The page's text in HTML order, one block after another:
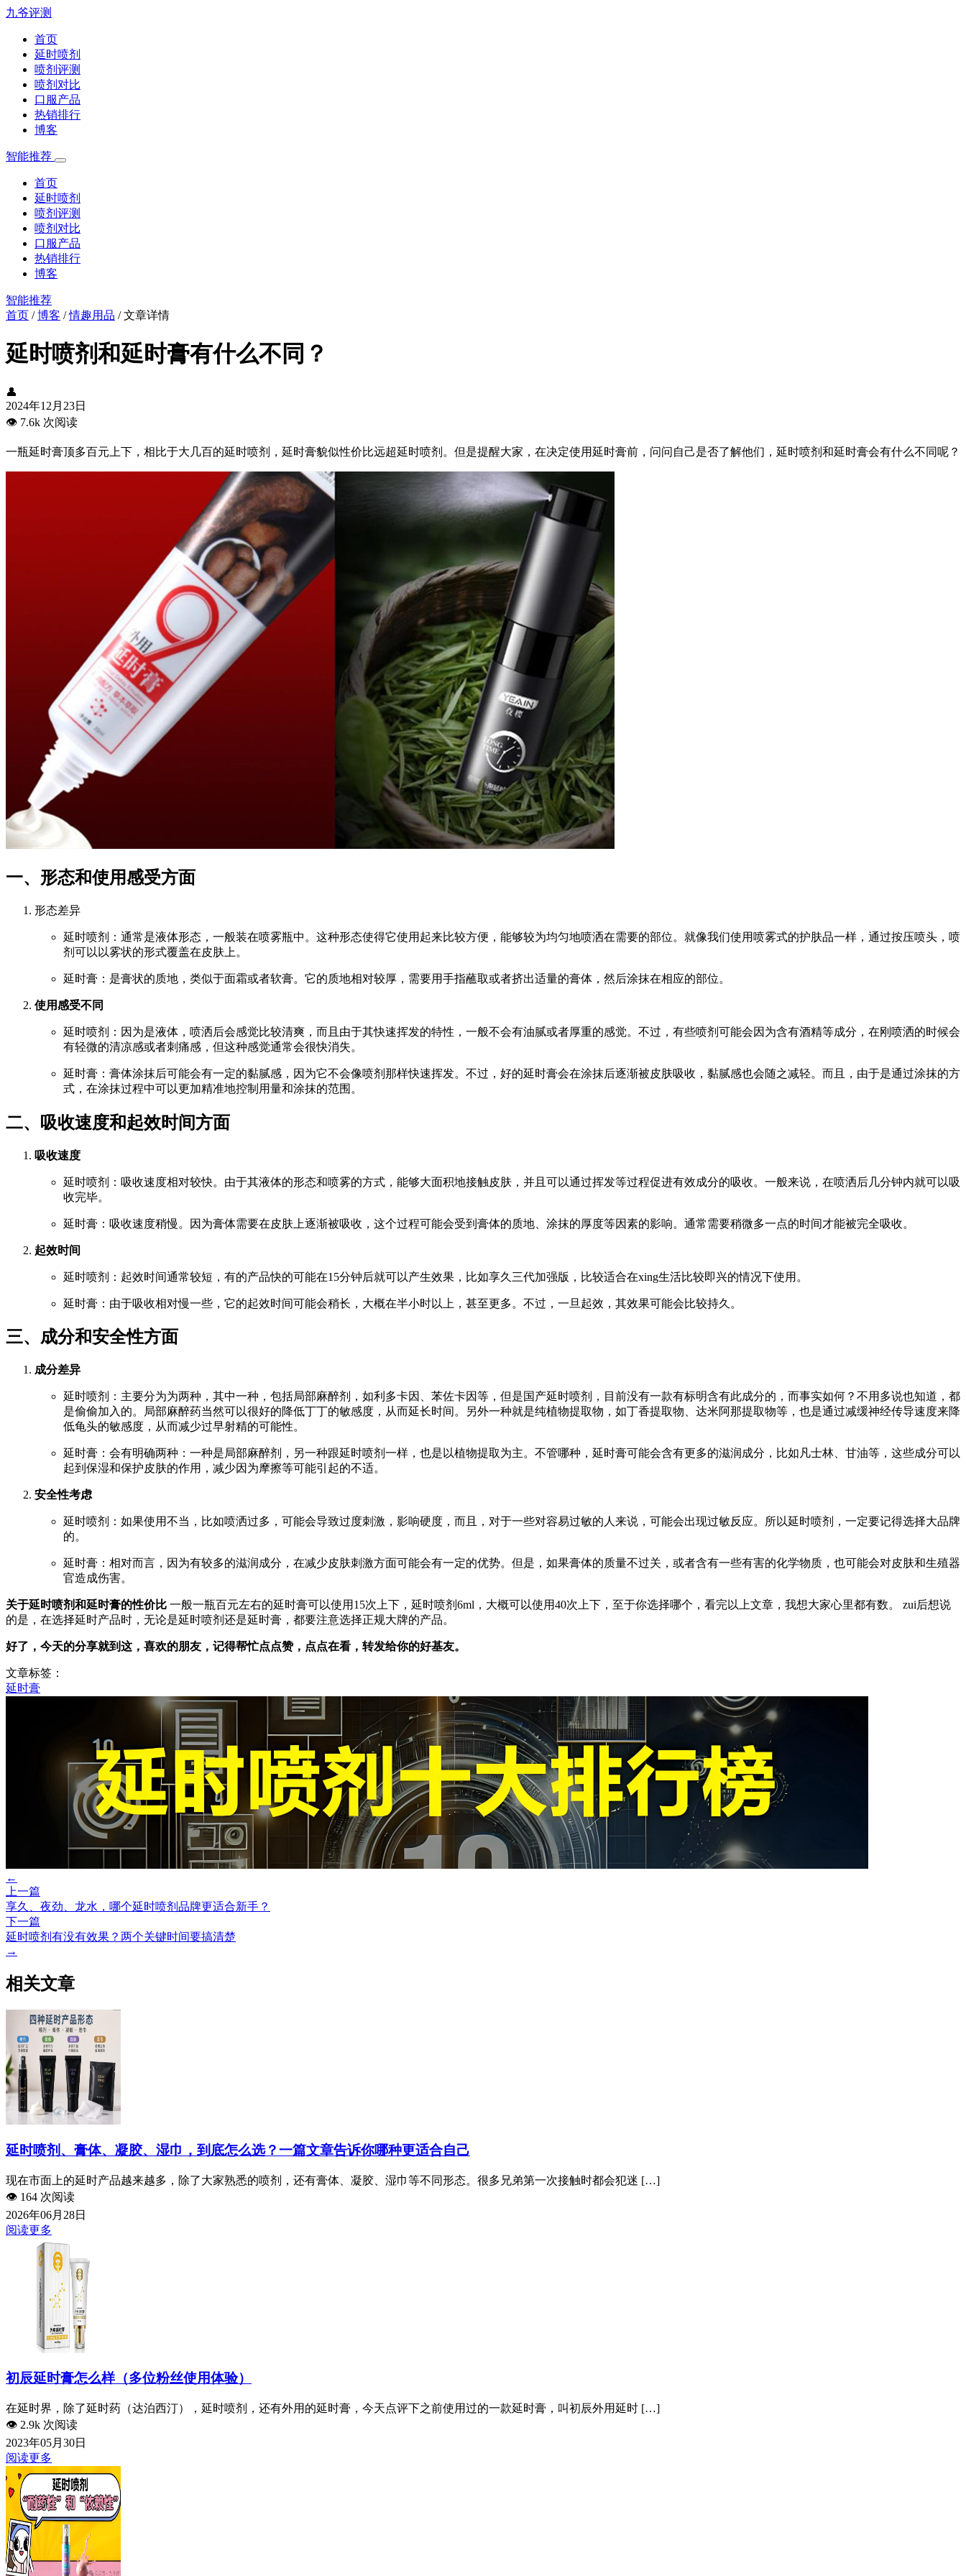
九爷评测
首页
延时喷剂
喷剂评测
喷剂对比
口服产品
热销排行
博客
智能推荐
首页
延时喷剂
喷剂评测
喷剂对比
口服产品
热销排行
博客
智能推荐
首页 /博客 /情趣用品 /文章详情
延时喷剂和延时膏有什么不同？
👤
2024年12月23日
👁️ 7.6k 次阅读
一瓶延时膏顶多百元上下，相比于大几百的延时喷剂，延时膏貌似性价比远超延时喷剂。但是提醒大家，在决定使用延时膏前，问问自己是否了解他们，延时喷剂和延时膏会有什么不同呢？
一、形态和使用感受方面
形态差异
延时喷剂：通常是液体形态，一般装在喷雾瓶中。这种形态使得它使用起来比较方便，能够较为均匀地喷洒在需要的部位。就像我们使用喷雾式的护肤品一样，通过按压喷头，喷
剂可以以雾状的形式覆盖在皮肤上。
延时膏：是膏状的质地，类似于面霜或者软膏。它的质地相对较厚，需要用手指蘸取或者挤出适量的膏体，然后涂抹在相应的部位。
使用感受不同
延时喷剂：因为是液体，喷洒后会感觉比较清爽，而且由于其快速挥发的特性，一般不会有油腻或者厚重的感觉。不过，有些喷剂可能会因为含有酒精等成分，在刚喷洒的时候会
有轻微的清凉感或者刺痛感，但这种感觉通常会很快消失。
延时膏：膏体涂抹后可能会有一定的黏腻感，因为它不会像喷剂那样快速挥发。不过，好的延时膏会在涂抹后逐渐被皮肤吸收，黏腻感也会随之减轻。而且，由于是通过涂抹的方
式，在涂抹过程中可以更加精准地控制用量和涂抹的范围。
二、吸收速度和起效时间方面
吸收速度
延时喷剂：吸收速度相对较快。由于其液体的形态和喷雾的方式，能够大面积地接触皮肤，并且可以通过挥发等过程促进有效成分的吸收。一般来说，在喷洒后几分钟内就可以吸
收完毕。
延时膏：吸收速度稍慢。因为膏体需要在皮肤上逐渐被吸收，这个过程可能会受到膏体的质地、涂抹的厚度等因素的影响。通常需要稍微多一点的时间才能被完全吸收。
起效时间
延时喷剂：起效时间通常较短，有的产品快的可能在15分钟后就可以产生效果，比如享久三代加强版，比较适合在xing生活比较即兴的情况下使用。
延时膏：由于吸收相对慢一些，它的起效时间可能会稍长，大概在半小时以上，甚至更多。不过，一旦起效，其效果可能会比较持久。
三、成分和安全性方面
成分差异
延时喷剂：主要分为为两种，其中一种，包括局部麻醉剂，如利多卡因、苯佐卡因等，但是国产延时喷剂，目前没有一款有标明含有此成分的，而事实如何？不用多说也知道，都
是偷偷加入的。局部麻醉药当然可以很好的降低丁丁的敏感度，从而延长时间。另外一种就是纯植物提取物，如丁香提取物、达米阿那提取物等，也是通过减缓神经传导速度来降
低龟头的敏感度，从而减少过早射精的可能性。
延时膏：会有明确两种：一种是局部麻醉剂，另一种跟延时喷剂一样，也是以植物提取为主。不管哪种，延时膏可能会含有更多的滋润成分，比如凡士林、甘油等，这些成分可以
起到保湿和保护皮肤的作用，减少因为摩擦等可能引起的不适。
安全性考虑
延时喷剂：如果使用不当，比如喷洒过多，可能会导致过度刺激，影响硬度，而且，对于一些对容易过敏的人来说，可能会出现过敏反应。所以延时喷剂，一定要记得选择大品牌
的。
延时膏：相对而言，因为有较多的滋润成分，在减少皮肤刺激方面可能会有一定的优势。但是，如果膏体的质量不过关，或者含有一些有害的化学物质，也可能会对皮肤和生殖器
官造成伤害。
关于延时喷剂和延时膏的性价比 一般一瓶百元左右的延时膏可以使用15次上下，延时喷剂6ml，大概可以使用40次上下，至于你选择哪个，看完以上文章，我想大家心里都有数。 zui后想说
的是，在选择延时产品时，无论是延时喷剂还是延时膏，都要注意选择正规大牌的产品。
好了，今天的分享就到这，喜欢的朋友， 记得帮忙点点赞，点点在看，转发给你的好基友。
文章标签：
延时膏
←
上一篇
享久、夜劲、龙水，哪个延时喷剂品牌更适合新手？
下一篇
延时喷剂有没有效果？两个关键时间要搞清楚
→
相关文章
延时喷剂、膏体、凝胶、湿巾，到底怎么选？一篇文章告诉你哪种更适合自己
现在市面上的延时产品越来越多，除了大家熟悉的喷剂，还有膏体、凝胶、湿巾等不同形态。很多兄弟第一次接触时都会犯迷 […]
👁️ 164 次阅读
2026年06月28日
阅读更多
初辰延时膏怎么样（多位粉丝使用体验）
在延时界，除了延时药（达泊西汀），延时喷剂，还有外用的延时膏，今天点评下之前使用过的一款延时膏，叫初辰外用延时 […]
👁️ 2.9k 次阅读
2023年05月30日
阅读更多